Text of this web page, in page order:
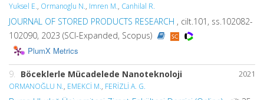
Yuksel E., Ormanoglu N., Imren M., Canhilal R.
JOURNAL OF STORED PRODUCTS RESEARCH , cilt.101, ss.102082-
102090, 2023 (SCI-Expanded, Scopus)
PlumX Metrics
2021
9. Böceklerle Mücadelede Nanoteknoloji
ORMANOĞLU N., EMEKCİ M., FERİZLİ A. G.